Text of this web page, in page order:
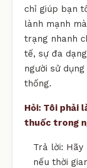
chỉ giúp bạn
lành mạnh
trạng nhanh
tế, sự đa
người sử
thống.
Hỏi: Tôi phải
thuốc trong
Trả lời: Hãy
nếu thời